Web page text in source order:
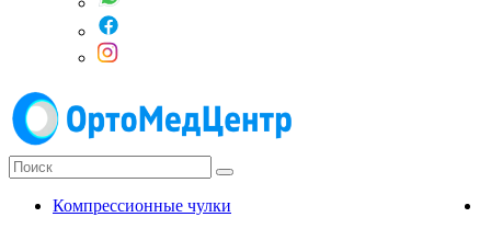
Компрессионные чулки